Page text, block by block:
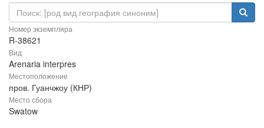
Номер экземпляра
R-38621
Вид
Arenaria interpres
Местоположение
пров. Гуанчжоу (КНР)
Место сбора
Swatow